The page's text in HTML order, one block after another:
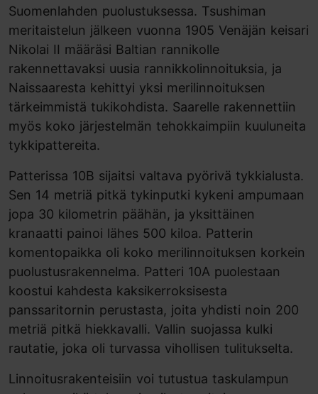
Suomenlahden puolustuksessa. Tsushiman
meritaistelun jälkeen vuonna 1905 Venäjän keisari
Nikolai II määräsi Baltian rannikolle
rakennettavaksi uusia rannikkolinnoituksia, ja
Naissaaresta kehittyi yksi merilinnoituksen
tärkeimmistä tukikohdista. Saarelle rakennettiin
myös koko järjestelmän tehokkaimpiin kuuluneita
tykkipattereita.
Patterissa 10B sijaitsi valtava pyörivä tykkialusta.
Sen 14 metriä pitkä tykinputki kykeni ampumaan
jopa 30 kilometrin päähän, ja yksittäinen
kranaatti painoi lähes 500 kiloa. Patterin
komentopaikka oli koko merilinnoituksen korkein
puolustusrakennelma. Patteri 10A puolestaan
koostui kahdesta kaksikerroksisesta
panssaritornin perustasta, joita yhdisti noin 200
metriä pitkä hiekkavalli. Vallin suojassa kulki
rautatie, joka oli turvassa vihollisen tulitukselta.
Linnoitusrakenteisiin voi tutustua taskulampun